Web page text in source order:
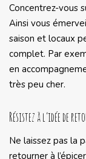
Concentrez-vous
Ainsi vous
saison et locaux
complet. Par
en
très peu cher.
Résistez à l’idée de
Ne laissez pas la
retourner à